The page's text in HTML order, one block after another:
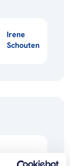
Irene
Schouten